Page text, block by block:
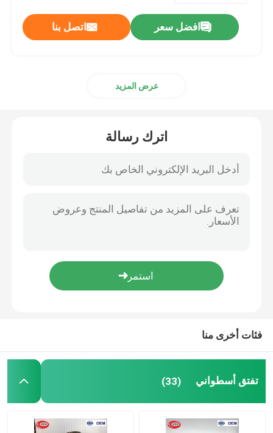
منتجات
معلومات عنا
افضل سعر اتصل بنا
عرض المزيد
اترك رسالة
فئات أخرى منا
تفتق أسطواني (33)